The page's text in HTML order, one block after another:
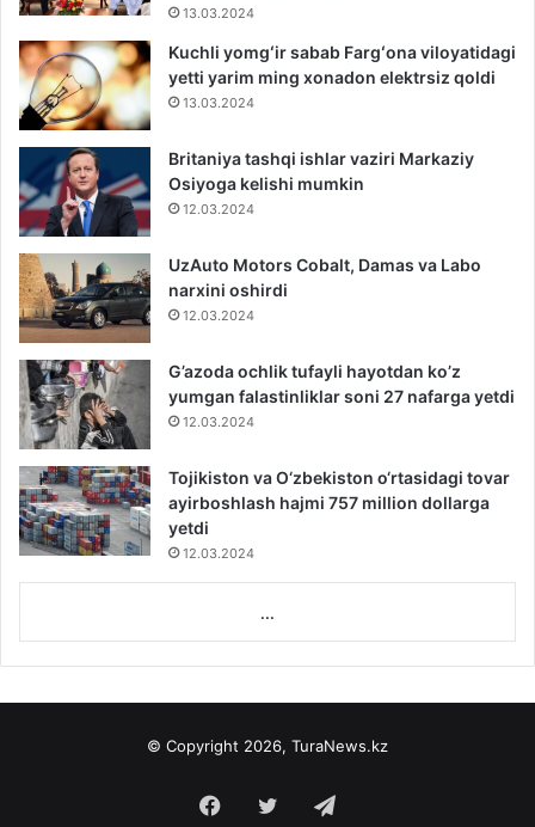
13.03.2024
Kuchli yomgʻir sabab Fargʻona viloyatidagi
yetti yarim ming xonadon elektrsiz qoldi
13.03.2024
Britaniya tashqi ishlar vaziri Markaziy
Osiyoga kelishi mumkin
12.03.2024
UzAuto Motors Cobalt, Damas va Labo
narxini oshirdi
12.03.2024
G’azoda ochlik tufayli hayotdan ko’z
yumgan falastinliklar soni 27 nafarga yetdi
12.03.2024
Tojikiston va O‘zbekiston o‘rtasidagi tovar
ayirboshlash hajmi 757 million dollarga
yetdi
12.03.2024
...
© Copyright 2026, TuraNews.kz
Facebook
Twitter